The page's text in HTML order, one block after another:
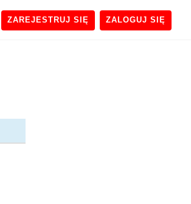
ZAREJESTRUJ SIĘ ZALOGUJ SIĘ